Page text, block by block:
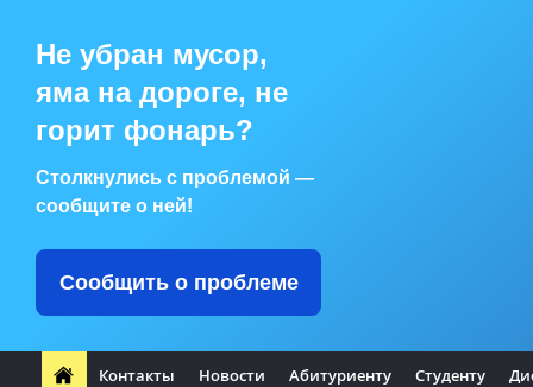
Не убран мусор,
яма на дороге, не
горит фонарь?
Столкнулись с проблемой —
сообщите о ней!
Сообщить о проблеме
Контакты Новости Абитуриенту Студенту